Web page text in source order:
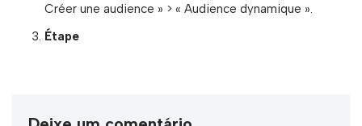
Créer une audience » > « Audience dynamique ».
Étape